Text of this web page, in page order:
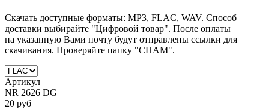
Скачать доступные форматы: MP3, FLAC, WAV. Способ
доставки выбирайте "Цифровой товар". После оплаты
на указанную Вами почту будут отправлены ссылки для
скачивания. Проверяйте папку "СПАМ".
Артикул
NR 2626 DG
20 руб